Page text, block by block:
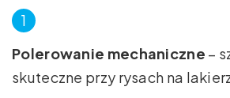
Polerowanie mechaniczne –
skuteczne przy rysach na